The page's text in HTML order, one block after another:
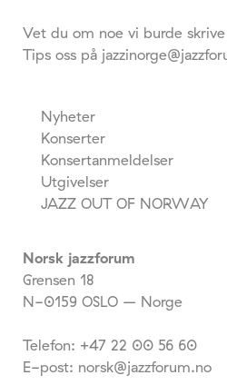
Vet du om noe vi burde
Tips oss på
Nyheter
Konserter
Konsertanmeldelser
Utgivelser
JAZZ OUT OF NORWAY
Norsk jazzforum
Grensen 18
N-0159 OSLO – Norge
Telefon: +47 22 00 56 60
E-post: norsk@jazzforum.no